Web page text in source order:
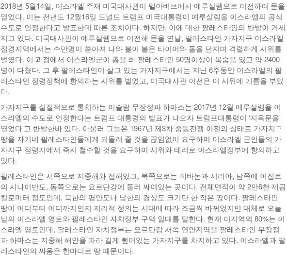
2018년 5월14일, 이스라엘 주재 미국대사관이 텔아비브에서 예루살렘으로 이전하여 문을
열었다. 이는 전년도 12월16일 도널드 트럼프 미국대통령이 예루살렘을 이스라엘의 공식
수도로 인정한다고 발표한데 따른 조치이다. 하지만, 이에 대한 팔레스타인의 반발이 거세
지고 있다. 미국대사관이 예루살렘으로 이전해 문을 연날, 팔레스타인 가자지구 이스라엘
접경지역에서는 수만명이 쏟아져 나와 불이 붙은 타이어와 돌을 던지며 격렬하게 시위를
벌였다. 이 과정에서 이스라엘군이 총을 쏴 팔레스타인 50명이상이 목숨을 잃고 약 2400
명이 다쳤다. 그 후 팔레스타인이 살고 있는 가자지구에서는 지난 6주동안 이스라엘의 팔
레스타인 점령정책에 항의하는 시위를 벌였고, 미국대사관 이전은 이 시위에 기름을 부었
다.
가자지구를 실질적으로 통치하는 이슬람 무장정파 하마스는 2017년 12월 예루살렘을 이
스라엘의 수도로 인정한다는 트럼프 대통령의 발표가 나오자 트럼프대통령이 ‘지옥문을
열었다’고 반발한바 있다. 아울러 그들은 1967년 제3차 중동전쟁 이전의 상태로 가자지구
땅을 자기네 팔레스타인들에게 되돌려 줄 것을 끊임없이 요구하며 이스라엘 군인들의 가
자지구 점령지에서 즉시 철수할 것을 요구하며 시위와 테러로 이스라엘정부에 항의하고
있다.
팔레스타인은 서쪽으로 지중해와 접해있고, 북쪽으로는 레바논과 시리아, 남쪽에 이집트
의 시나이반도, 동쪽으로는 요르단강에 둘러 싸여있는 곳이다. 전체면적이 약 2만6천 제곱
킬로미터 정도인데, 북한의 평안도나 남한의 경상도 크기만 한 작은 땅이다. 팔레스타인
땅이 어디부터 어디까지인지 지리적 정의는 시대에 따라 조금씩 바뀌었지만 대체로 오늘
날의 이스라엘 영토와 팔레스타인 자치정부 구역 일대를 말한다. 현재 이지역의 80%는 이
스라엘 영토인데, 팔레스타인 자치정부는 요르단강 서쪽 연안지역을 팔레스타인 무장정
파 하마스는 지중해 해안을 따라 길게 뻗어있는 가자지구를 차지하고 있다. 이스라엘과 팔
레스타인의 싸움은 한마디로 땅 때문이다.